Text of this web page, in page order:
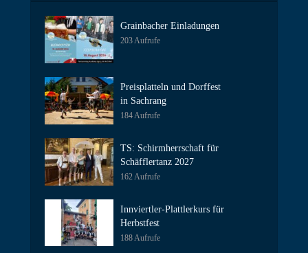
Grainbacher Einladungen
203 Aufrufe
Preisplatteln und Dorffest
in Sachrang
184 Aufrufe
TS: Schirmherrschaft für
Schäfflertanz 2027
162 Aufrufe
Innviertler-Plattlerkurs für
Herbstfest
188 Aufrufe